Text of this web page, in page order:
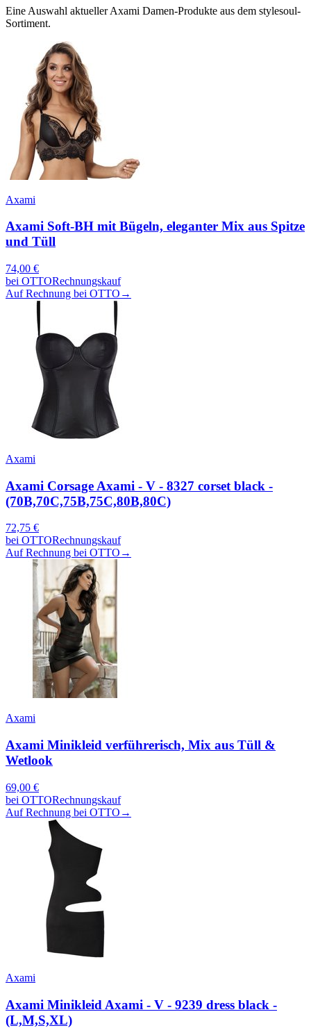
Eine Auswahl aktuellerAxami Damen-Produkte aus dem stylesoul-
Sortiment.
Axami
Axami Soft-BH mit Bügeln, eleganter Mix aus Spitze
und Tüll
74,00 €
bei OTTORechnungskauf
Auf Rechnung bei OTTO →
Axami
Axami Corsage Axami - V - 8327 corset black -
(70B,70C,75B,75C,80B,80C)
72,75 €
bei OTTORechnungskauf
Auf Rechnung bei OTTO →
Axami
Axami Minikleid verführerisch, Mix aus Tüll &
Wetlook
69,00 €
bei OTTORechnungskauf
Auf Rechnung bei OTTO →
Axami
Axami Minikleid Axami - V - 9239 dress black -
(L,M,S,XL)